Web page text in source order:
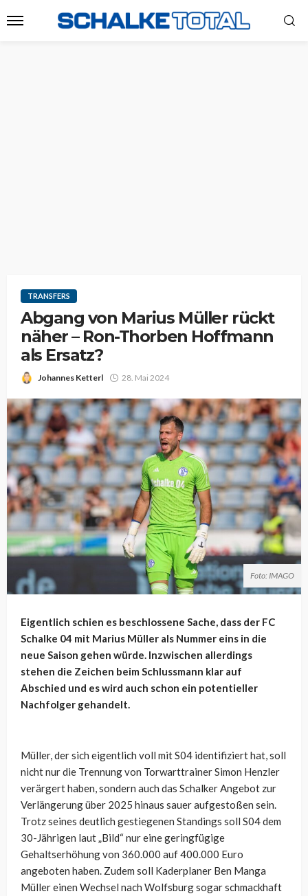
TRANSFERS
Abgang von Marius Müller rückt
näher – Ron-Thorben Hoffmann
als Ersatz?
Johannes Ketterl 28. Mai 2024
Foto: IMAGO
Eigentlich schien es beschlossene Sache, dass der FC
Schalke 04 mit Marius Müller als Nummer eins in die
neue Saison gehen würde. Inzwischen allerdings
stehen die Zeichen beim Schlussmann klar auf
Abschied und es wird auch schon ein potentieller
Nachfolger gehandelt.
Müller, der sich eigentlich voll mit S04 identifiziert hat, soll
nicht nur die Trennung von Torwarttrainer Simon Henzler
verärgert haben, sondern auch das Schalker Angebot zur
Verlängerung über 2025 hinaus sauer aufgestoßen sein.
Trotz seines deutlich gestiegenen Standings soll S04 dem
30-Jährigen laut „Bild“ nur eine geringfügige
Gehaltserhöhung von 360.000 auf 400.000 Euro
angeboten haben. Zudem soll Kaderplaner Ben Manga
Müller einen Wechsel nach Wolfsburg sogar schmackhaft